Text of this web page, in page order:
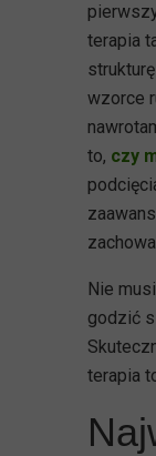
terapia
wzorce
to, czy
Nie
godzić
terapia